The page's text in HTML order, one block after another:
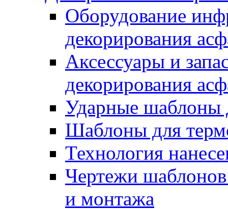
Оборудование
декорирования
Аксессуары и
декорирования
Ударные шаблоны
Шаблоны для
Технология
Чертежи шаблонов
и монтажа